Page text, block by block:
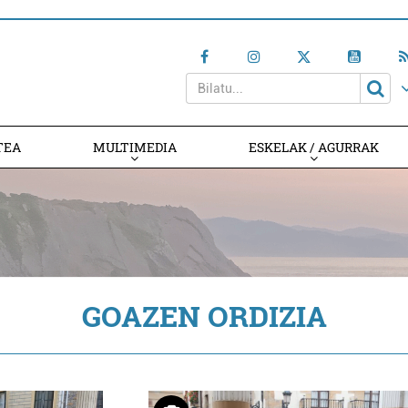
MULTIMEDIA ESKELAK / AGURRAK
GOAZEN ORDIZIA